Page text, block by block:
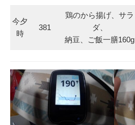
今夕
時
381
鶏のから揚げ、サラ
ダ、
納豆、ご飯一膳160g